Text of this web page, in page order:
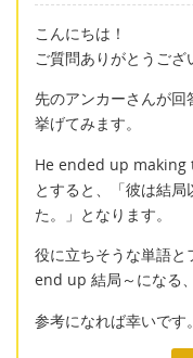
こんにちは！
ご質問ありがとうござ
先のアンカーさんが回
挙げてみます。
He ended up making
とすると、「彼は結局
た。」となります。
役に立ちそうな単語と
end up 結局～になる
参考になれば幸いです。